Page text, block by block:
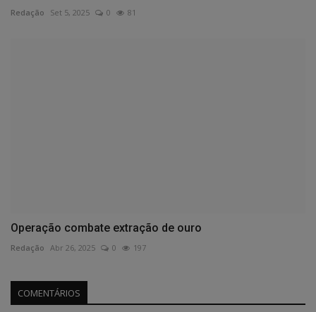
Redação Set 5, 2025 0 81
Operação combate extração de ouro
Redação Abr 26, 2025 0 197
COMENTÁRIOS